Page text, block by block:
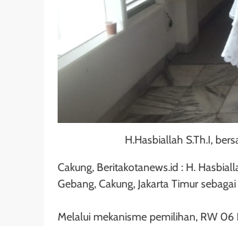
H.Hasbiallah S.Th.I,
Cakung, Beritakotanews.id : H.
Gebang, Cakung, Jakarta Timur
Melalui mekanisme pemilihan, RW 06